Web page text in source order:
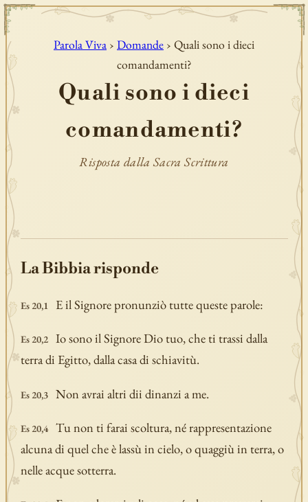
Parola Viva › Domande › Quali sono i dieci
comandamenti?
Quali sono i dieci
comandamenti?
Risposta dalla Sacra Scrittura
La Bibbia risponde
Es 20,1 E il Signore pronunziò tutte queste parole:
Es 20,2
Io sono il Signore Dio tuo, che ti trassi dalla
terra di Egitto, dalla casa di schiavitù.
Es 20,3 Non avrai altri dii dinanzi a me.
Es 20,4
Tu non ti farai scoltura, né rappresentazione
alcuna di quel che è lassù in cielo, o quaggiù in terra, o
nelle acque sotterra.